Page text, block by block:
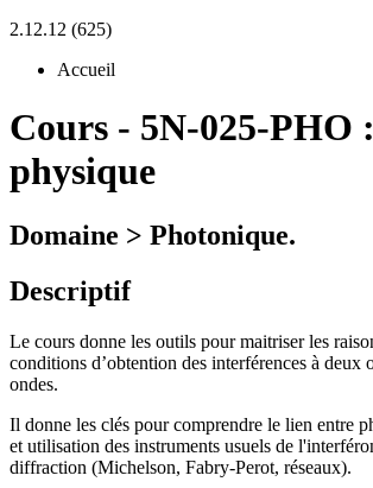
2.12.12 (625)
Accueil
Cours - 5N-025-PHO :
physique
Domaine > Photonique.
Descriptif
Le cours donne les outils pour maitriser les
conditions d’obtention des interférences à deux
ondes.
Il donne les clés pour comprendre le lien entre
et utilisation des instruments usuels de
diffraction (Michelson, Fabry-Perot, réseaux).